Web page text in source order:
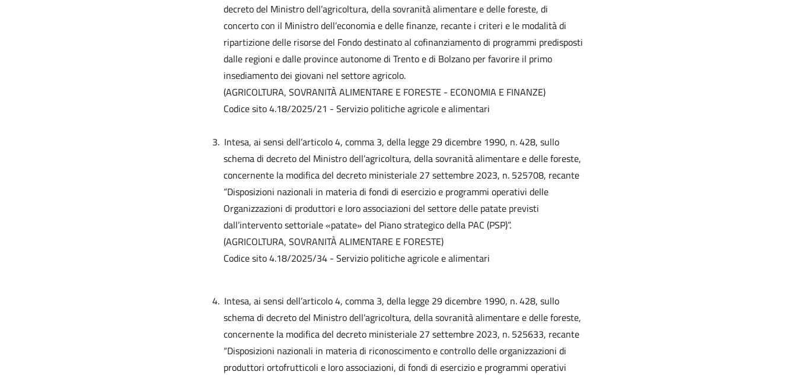
decreto del Ministro dell’agricoltura, della sovranità alimentare e delle foreste, di
concerto con il Ministro dell’economia e delle finanze, recante i criteri e le modalità di
ripartizione delle risorse del Fondo destinato al cofinanziamento di programmi predisposti
dalle regioni e dalle province autonome di Trento e di Bolzano per favorire il primo
insediamento dei giovani nel settore agricolo.
(AGRICOLTURA, SOVRANITÀ ALIMENTARE E FORESTE - ECONOMIA E FINANZE)
Codice sito 4.18/2025/21 - Servizio politiche agricole e alimentari
3. Intesa, ai sensi dell’articolo 4, comma 3, della legge 29 dicembre 1990, n. 428, sullo
schema di decreto del Ministro dell’agricoltura, della sovranità alimentare e delle foreste,
concernente la modifica del decreto ministeriale 27 settembre 2023, n. 525708, recante
“Disposizioni nazionali in materia di fondi di esercizio e programmi operativi delle
Organizzazioni di produttori e loro associazioni del settore delle patate previsti
dall’intervento settoriale «patate» del Piano strategico della PAC (PSP)”.
(AGRICOLTURA, SOVRANITÀ ALIMENTARE E FORESTE)
Codice sito 4.18/2025/34 - Servizio politiche agricole e alimentari
4. Intesa, ai sensi dell’articolo 4, comma 3, della legge 29 dicembre 1990, n. 428, sullo
schema di decreto del Ministro dell’agricoltura, della sovranità alimentare e delle foreste,
concernente la modifica del decreto ministeriale 27 settembre 2023, n. 525633, recante
“Disposizioni nazionali in materia di riconoscimento e controllo delle organizzazioni di
produttori ortofrutticoli e loro associazioni, di fondi di esercizio e programmi operativi